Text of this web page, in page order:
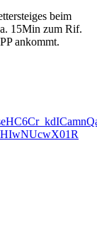
beim
15Min zum Rif.
ankommt.